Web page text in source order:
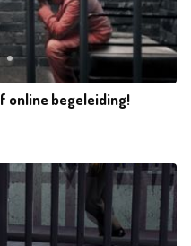
online begeleiding!